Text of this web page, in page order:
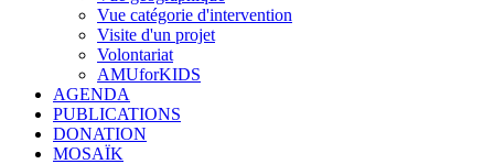
Vue catégorie d'intervention
Visite d'un projet
Volontariat
AMUforKIDS
AGENDA
PUBLICATIONS
DONATION
MOSAÏK